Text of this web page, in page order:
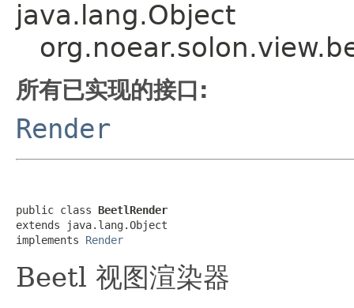
java.lang.Object
所有已实现的接口:
Render
public class BeetlRender
extends java.lang.Object
implements Render
Beetl 视图渲染器